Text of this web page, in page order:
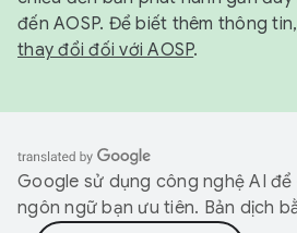
đến AOSP. Để biết thêm thông
thay đổi đối với AOSP.
Google sử dụng công nghệ AI
ngôn ngữ bạn ưu tiên. Bản dịch